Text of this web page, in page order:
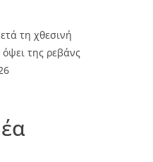
τη χθεσινή
της ρεβάνς